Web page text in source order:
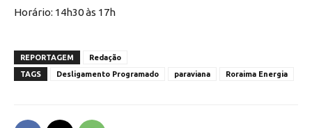
Horário: 14h30 às 17h
REPORTAGEM
Redação
TAGS
Desligamento Programado paraviana Roraima Energia